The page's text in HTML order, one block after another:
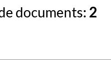
documents: 2